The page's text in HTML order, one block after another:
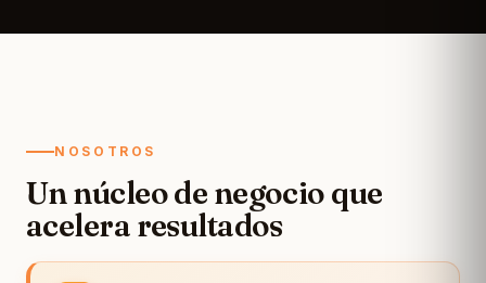
NOSOTROS
Un núcleo de negocio que
acelera resultados